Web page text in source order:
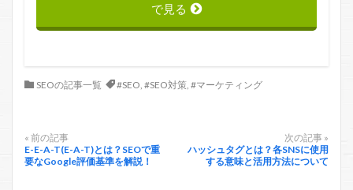
で見る
SEOの記事一覧 #SEO #SEO対策 #マーケティング
« 前の記事
E-E-A-T(E-A-T)とは？SEOで重
要なGoogle評価基準を解説！
次の記事 »
ハッシュタグとは？各SNSに使用
する意味と活用方法について